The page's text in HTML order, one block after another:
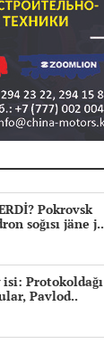
Pokrovsk
soğısı jäne j..
isi: Protokoldağı
Pavlod..